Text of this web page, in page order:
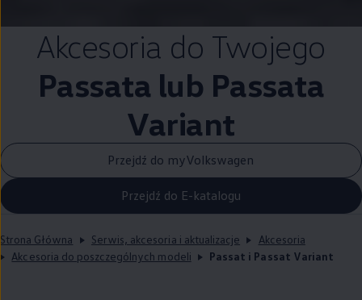
Akcesoria do Twojego
Passata lub Passata
Variant
Przejdź do myVolkswagen
Przejdź do E-katalogu
Strona Główna Serwis, akcesoria i aktualizacje
Akcesoria
Akcesoria do poszczególnych modeli
Passat i Passat Variant